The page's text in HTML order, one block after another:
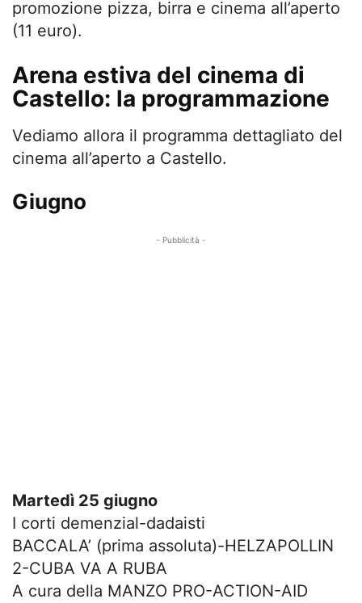
promozione pizza, birra e cinema all’aperto
(11 euro).
Arena estiva del cinema di
Castello: la programmazione
Vediamo allora il programma dettagliato del
cinema all’aperto a Castello.
Giugno
- Pubblicità -
Martedì 25 giugno
I corti demenzial-dadaisti
BACCALA’ (prima assoluta)-HELZAPOLLIN
2-CUBA VA A RUBA
A cura della MANZO PRO-ACTION-AID